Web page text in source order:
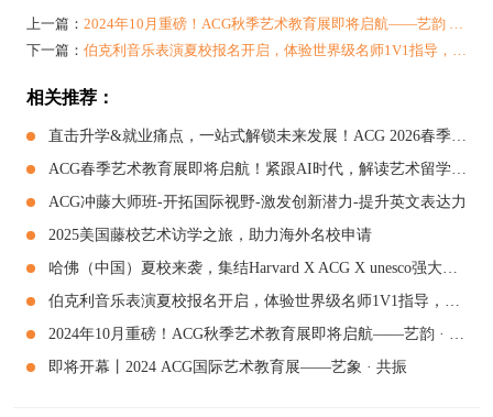
上一篇： 2024年10月重磅！ACG秋季艺术教育展即将启航——艺韵 · 碰撞
下一篇： 伯克利音乐表演夏校报名开启，体验世界级名师1V1指导，感受全球顶尖音乐课堂！
相关推荐：
直击升学&就业痛点，一站式解锁未来发展！ACG 2026春季艺术教育展，诚邀共赴盛会！
ACG春季艺术教育展即将启航！紧跟AI时代，解读艺术留学申请困惑！
ACG冲藤大师班-开拓国际视野-激发创新潜力-提升英文表达力
2025美国藤校艺术访学之旅，助力海外名校申请
哈佛（中国）夏校来袭，集结Harvard X ACG X unesco强大资源，助推名校申请！
伯克利音乐表演夏校报名开启，体验世界级名师1V1指导，感受全球顶尖音乐课堂！
2024年10月重磅！ACG秋季艺术教育展即将启航——艺韵 · 碰撞
即将开幕丨2024 ACG国际艺术教育展——艺象 · 共振